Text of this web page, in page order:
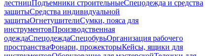
лестницПодъемники строительныеСпецодежда и средства
защитыСредства индивидуальной
защитыОгнетушителиСумки, пояса для
инструментовПроизводственная
одеждаСпецодеждаСпецобувьОрганизация рабочего
пространстваФонари, прожекторыКейсы, ящики для